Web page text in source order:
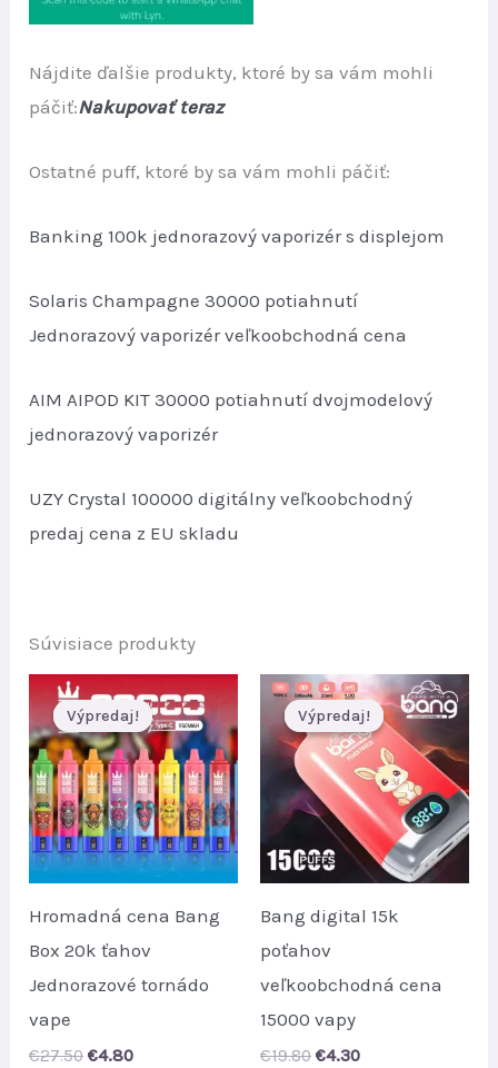
Nájdite ďalšie produkty, ktoré by sa vám mohli
páčiť:Nakupovať teraz
Ostatné puff, ktoré by sa vám mohli páčiť:
Banking 100k jednorazový vaporizér s displejom
Solaris Champagne 30000 potiahnutí
Jednorazový vaporizér veľkoobchodná cena
AIM AIPOD KIT 30000 potiahnutí dvojmodelový
jednorazový vaporizér
UZY Crystal 100000 digitálny veľkoobchodný
predaj cena z EU skladu
Súvisiace produkty
Výpredaj!
Výpredaj!
Hromadná cena Bang
Box 20k ťahov
Jednorazové tornádo
vape
€27.50 Original
€4.80Current
Výpredaj!
Výpredaj!
Bang digital 15k
poťahov
veľkoobchodná cena
15000 vapy
€19.80 Original
€4.30Current